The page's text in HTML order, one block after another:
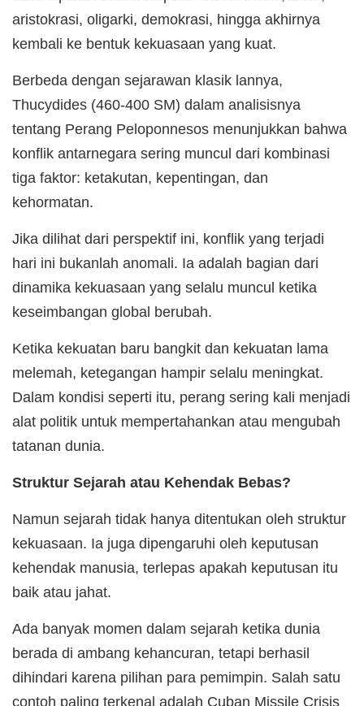
aristokrasi, oligarki, demokrasi, hingga akhirnya
kembali ke bentuk kekuasaan yang kuat.
Berbeda dengan sejarawan klasik lannya,
Thucydides (460-400 SM) dalam analisisnya
tentang Perang Peloponnesos menunjukkan bahwa
konflik antarnegara sering muncul dari kombinasi
tiga faktor: ketakutan, kepentingan, dan
kehormatan.
Jika dilihat dari perspektif ini, konflik yang terjadi
hari ini bukanlah anomali. Ia adalah bagian dari
dinamika kekuasaan yang selalu muncul ketika
keseimbangan global berubah.
Ketika kekuatan baru bangkit dan kekuatan lama
melemah, ketegangan hampir selalu meningkat.
Dalam kondisi seperti itu, perang sering kali menjadi
alat politik untuk mempertahankan atau mengubah
tatanan dunia.
Struktur Sejarah atau Kehendak Bebas?
Namun sejarah tidak hanya ditentukan oleh struktur
kekuasaan. Ia juga dipengaruhi oleh keputusan
kehendak manusia, terlepas apakah keputusan itu
baik atau jahat.
Ada banyak momen dalam sejarah ketika dunia
berada di ambang kehancuran, tetapi berhasil
dihindari karena pilihan para pemimpin. Salah satu
contoh paling terkenal adalah Cuban Missile Crisis